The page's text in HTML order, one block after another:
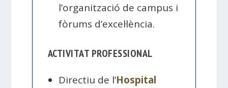
l’organització de campus i
fòrums d’excel·lència.
ACTIVITAT PROFESSIONAL
Directiu de l’Hospital